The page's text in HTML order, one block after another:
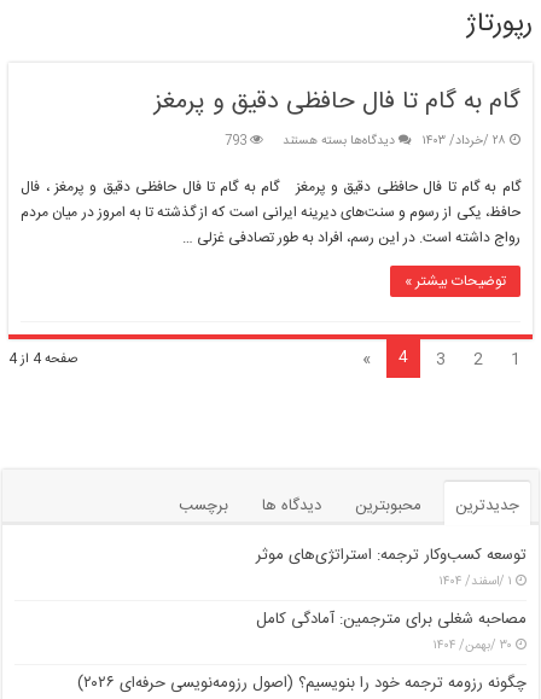
جامع
کسب‌وکار)
رپورتاژ
گام به گام تا فال حافظی دقیق و پرمغز
۲۸ /خرداد/ ۱۴۰۳ دیدگاه‌هابرای
گام
تا
فال
بسته هستند 793
گام به گام تا فال حافظی دقیق و پرمغز گام به گام تا فال حافظی دقیق و پرمغز ، فال
حافظ، یکی از رسوم و سنت‌های دیرینه ایرانی است که از گذشته تا به امروز در میان مردم
رواج داشته است. در این رسم، افراد به طور تصادفی غزلی …
توضیحات بیشتر »
صفحه 4 از 4 1
2
3
4
»
جدیدترین محبوبترین دیدگاه ها
برچسب
توسعه کسب‌وکار ترجمه: استراتژی‌های موثر
۱ /اسفند/ ۱۴۰۴
مصاحبه شغلی برای مترجمین: آمادگی کامل
۳۰ /بهمن/ ۱۴۰۴
چگونه رزومه ترجمه خود را بنویسیم؟ (اصول رزومه‌نویسی حرفه‌ای ۲۰۲۶)